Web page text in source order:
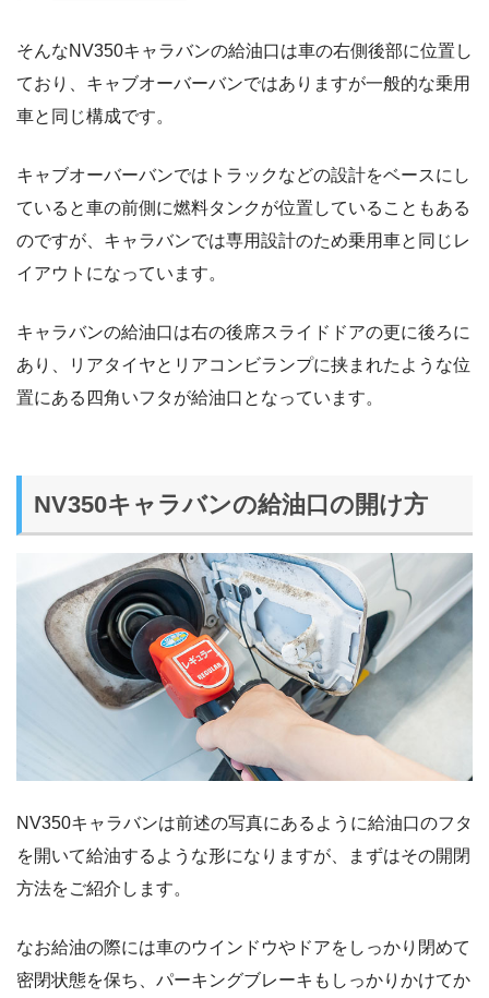
そんなNV350キャラバンの給油口は車の右側後部に位置し
ており、キャブオーバーバンではありますが一般的な乗用
車と同じ構成です。
キャブオーバーバンではトラックなどの設計をベースにし
ていると車の前側に燃料タンクが位置していることもある
のですが、キャラバンでは専用設計のため乗用車と同じレ
イアウトになっています。
キャラバンの給油口は右の後席スライドドアの更に後ろに
あり、リアタイヤとリアコンビランプに挟まれたような位
置にある四角いフタが給油口となっています。
NV350キャラバンの給油口の開け方
NV350キャラバンは前述の写真にあるように給油口のフタ
を開いて給油するような形になりますが、まずはその開閉
方法をご紹介します。
なお給油の際には車のウインドウやドアをしっかり閉めて
密閉状態を保ち、パーキングブレーキもしっかりかけてか